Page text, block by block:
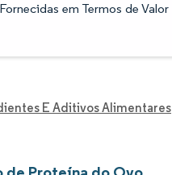
em Termos de Valor
E Aditivos Alimentares